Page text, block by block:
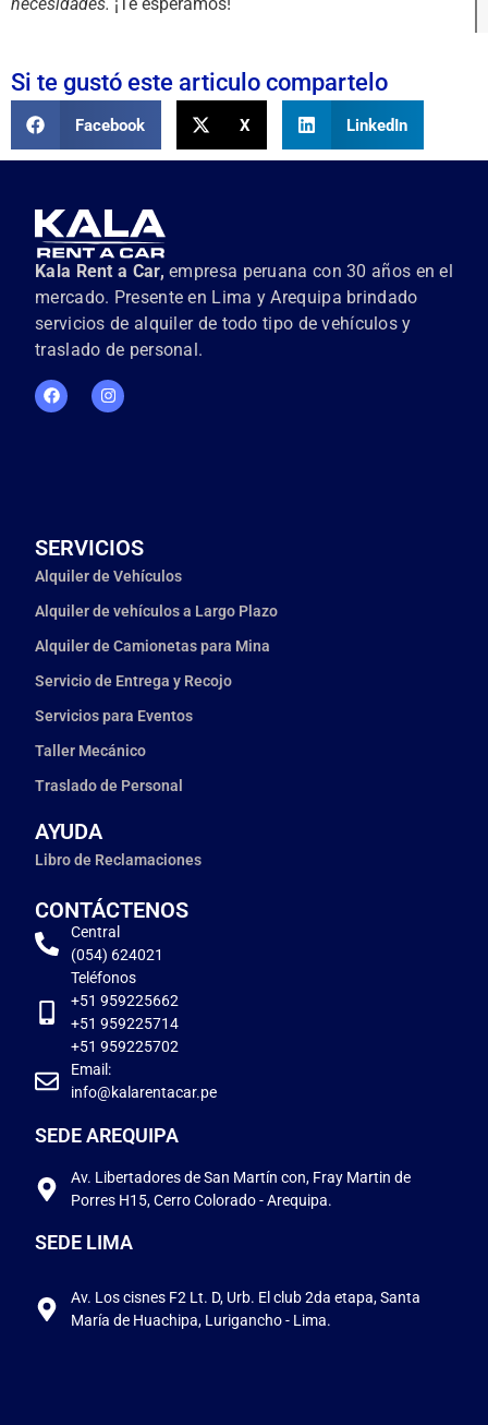
Si te gustó este articulo compartelo
Facebook X LinkedIn
Kala Rent a Car, empresa peruana con 30 años en el
mercado. Presente en Lima y Arequipa brindado
servicios de alquiler de todo tipo de vehículos y
traslado de personal.
SERVICIOS
Alquiler de Vehículos
Alquiler de vehículos a Largo Plazo
Alquiler de Camionetas para Mina
Servicio de Entrega y Recojo
Servicios para Eventos
Taller Mecánico
Traslado de Personal
AYUDA
Libro de Reclamaciones
CONTÁCTENOS
Central
(054) 624021
Teléfonos
+51 959225662
+51 959225714
+51 959225702
Email:
info@kalarentacar.pe
SEDE AREQUIPA
Av. Libertadores de San Martín con, Fray Martin de
Porres H15, Cerro Colorado - Arequipa.
SEDE LIMA
Av. Los cisnes F2 Lt. D, Urb. El club 2da etapa, Santa
María de Huachipa, Lurigancho - Lima.